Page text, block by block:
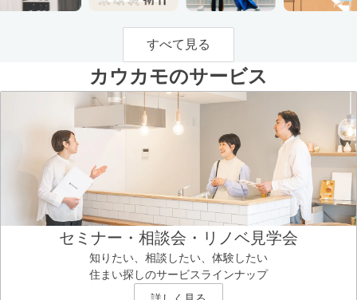
すべて見る
カウカモのサービス
セミナー・相談会・リノベ見学会
知りたい、相談したい、体験したい
住まい探しのサービスラインナップ